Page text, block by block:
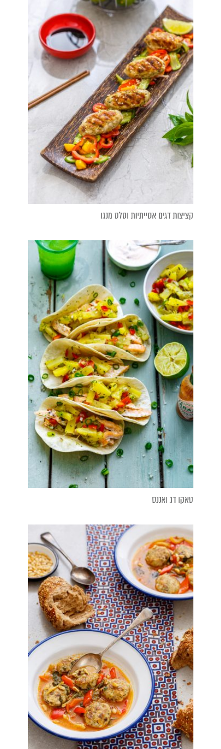
קציצות דגים אסייתיות וסלט מנגו
טאקו דג ואננס